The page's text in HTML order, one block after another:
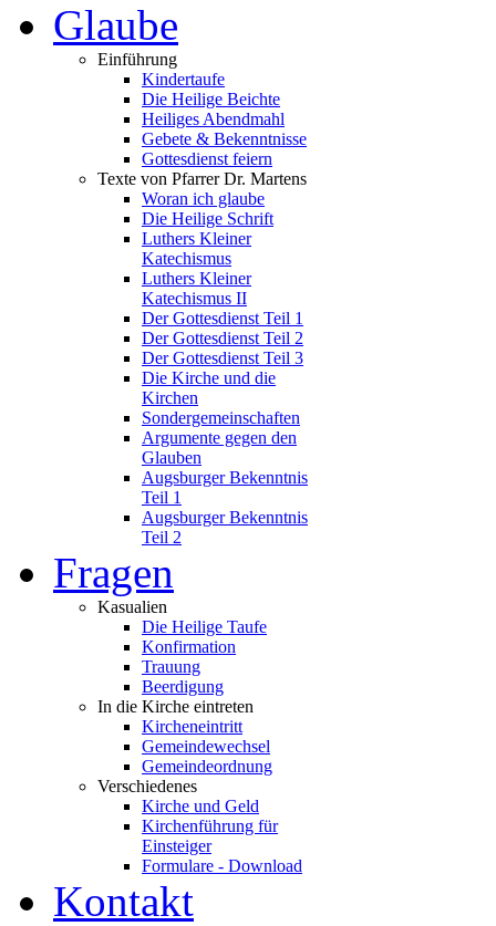
Glaube
Einführung
Kindertaufe
Die Heilige Beichte
Heiliges Abendmahl
Gebete & Bekenntnisse
Gottesdienst feiern
Texte von Pfarrer Dr. Martens
Woran ich glaube
Die Heilige Schrift
Luthers Kleiner
Katechismus
Luthers Kleiner
Katechismus II
Der Gottesdienst Teil 1
Der Gottesdienst Teil 2
Der Gottesdienst Teil 3
Die Kirche und die
Kirchen
Sondergemeinschaften
Argumente gegen den
Glauben
Augsburger Bekenntnis
Teil 1
Augsburger Bekenntnis
Teil 2
Fragen
Kasualien
Die Heilige Taufe
Konfirmation
Trauung
Beerdigung
In die Kirche eintreten
Kircheneintritt
Gemeindewechsel
Gemeindeordnung
Verschiedenes
Kirche und Geld
Kirchenführung für
Einsteiger
Formulare - Download
Kontakt